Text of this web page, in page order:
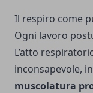
Il respiro come
Ogni lavoro
L’atto
inconsapevole,
muscolatura